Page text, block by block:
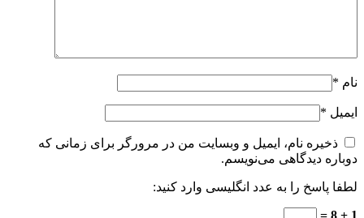
نام *
ایمیل *
ذخیره نام، ایمیل و وبسایت من در مرورگر برای زمانی که
دوباره دیدگاهی می‌نویسم.
لطفا پاسخ را به عدد انگلیسی وارد کنید:
1 + 8 =